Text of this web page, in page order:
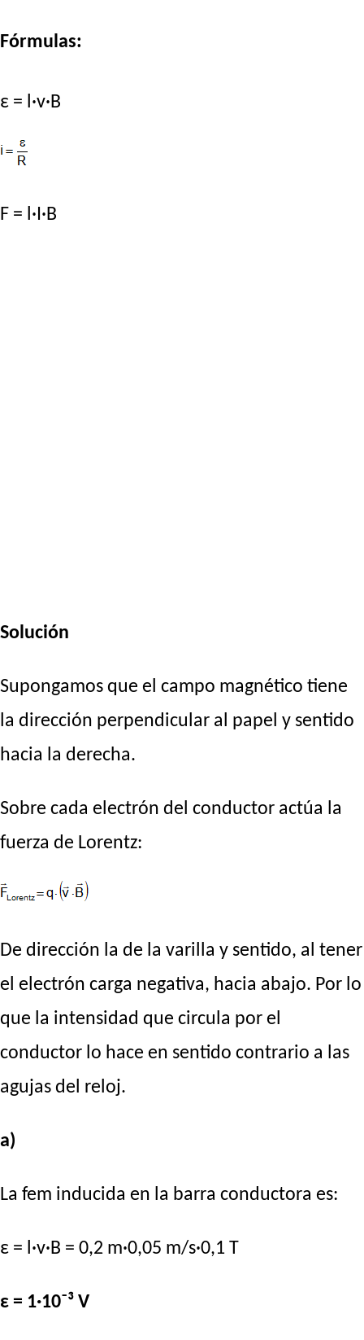
Fórmulas:
ε = l·v·B
F = l·I·B
Solución
Supongamos que el campo magnético tiene
la dirección perpendicular al papel y sentido
hacia la derecha.
Sobre cada electrón del conductor actúa la
fuerza de Lorentz:
De dirección la de la varilla y sentido, al tener
el electrón carga negativa, hacia abajo. Por lo
que la intensidad que circula por el
conductor lo hace en sentido contrario a las
agujas del reloj.
a)
La fem inducida en la barra conductora es:
ε = l·v·B = 0,2 m·0,05 m/s·0,1 T
ε = 1·10⁻³ V